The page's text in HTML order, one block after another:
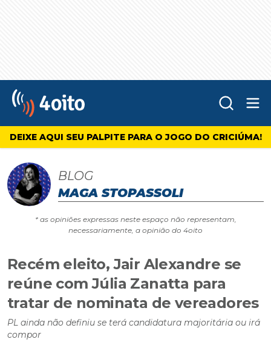
4oito
DEIXE AQUI SEU PALPITE PARA O JOGO DO CRICIÚMA!
MAGA STOPASSOLI
* as opiniões expressas neste espaço não representam,
necessariamente, a opinião do 4oito
Recém eleito, Jair Alexandre se
reúne com Júlia Zanatta para
tratar de nominata de vereadores